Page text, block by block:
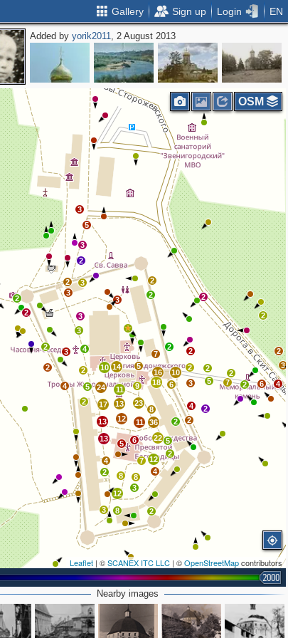
Gallery Sign up Login EN
Added byyorik2011, 2 August 2013
3
5
3
2
3
2
3
2
2
2
4
2
3
3
4
2 10 14
11
24
5
17
2
13
13
5
12 11
13 23
9
5
16
18
6
8
36
4
2
2
22 5
12
6
7
8
8
12
2
4
3 8
3
2
4
2
2
7
2
2
3
4
6
2
2
2
2
5
3
10
2
2
7
2
2
3
3
2
Leaflet | ©SCANEX ITC LLC | ©OpenStreetMapcontributors
2000
OSM
Nearby images